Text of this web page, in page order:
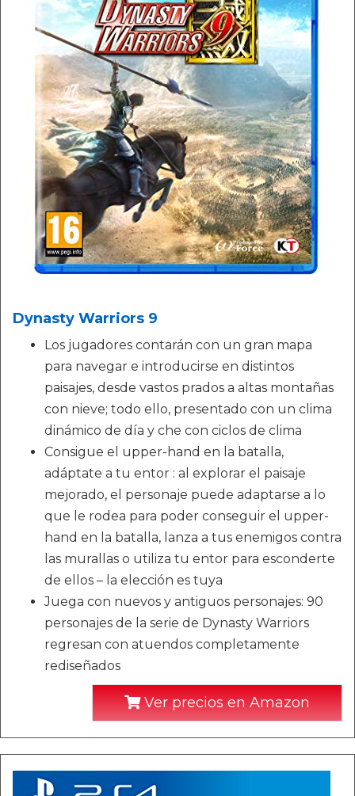
Dynasty Warriors 9
Los jugadores contarán con un gran mapa
para navegar e introducirse en distintos
paisajes, desde vastos prados a altas montañas
con nieve; todo ello, presentado con un clima
dinámico de día y che con ciclos de clima
Consigue el upper-hand en la batalla,
adáptate a tu entor : al explorar el paisaje
mejorado, el personaje puede adaptarse a lo
que le rodea para poder conseguir el upper-
hand en la batalla, lanza a tus enemigos contra
las murallas o utiliza tu entor para esconderte
de ellos – la elección es tuya
Juega con nuevos y antiguos personajes: 90
personajes de la serie de Dynasty Warriors
regresan con atuendos completamente
rediseñados
Ver precios en Amazon